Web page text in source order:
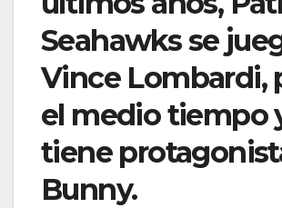
Seahawks se
Vince Lombardi,
el medio tiempo
tiene
Bunny.